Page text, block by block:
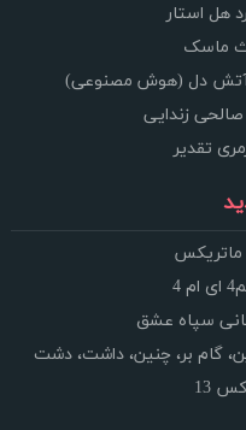
هل استار
ماسک
آتش دل (هوش مصنوعی)
زندایی
تقدیر
ماتریکس
4
سپاه عشق
گام بر، چنین، داشت، دشت
13